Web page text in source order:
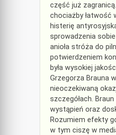
część już
chociażby łatwość
histerię
sprowadzenia
anioła stróża do
potwierdzeniem
była wysokiej
Grzegorza Brauna
nieoczekiwaną
szczegółach.
wystąpień oraz
Rozumiem efekty
w tym ciszę w